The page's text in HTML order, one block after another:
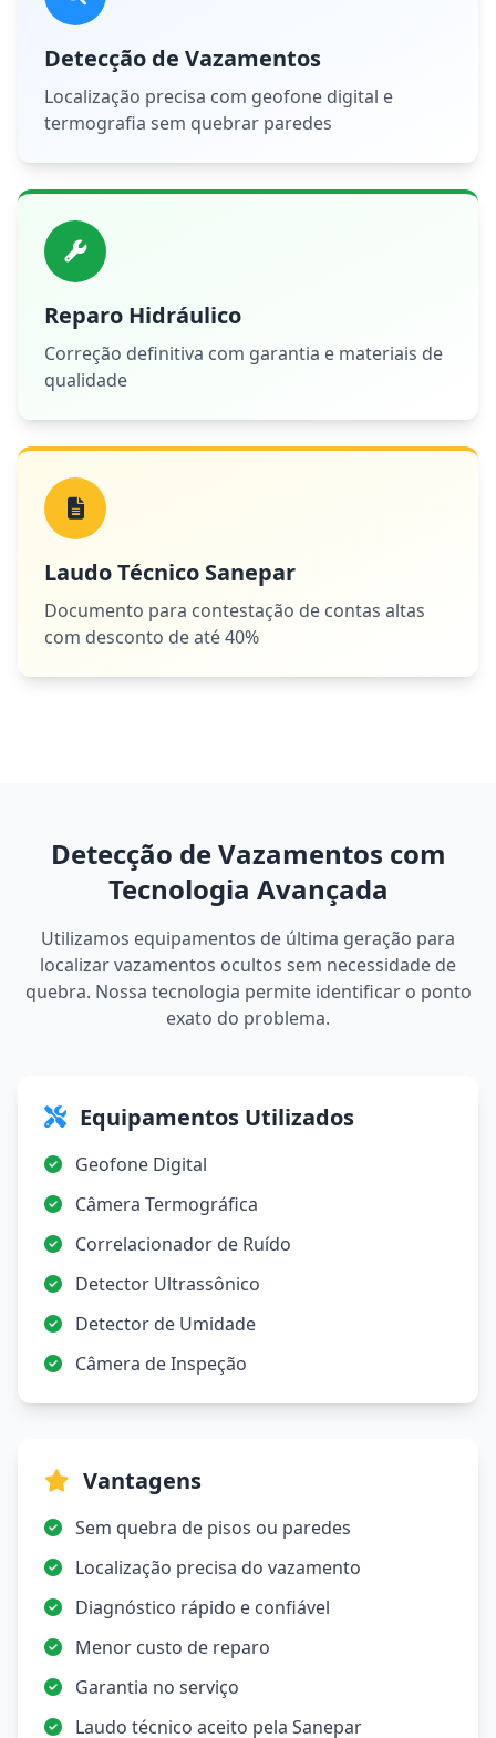
Detecção de Vazamentos
Localização precisa com geofone digital e
termografia sem quebrar paredes
Reparo Hidráulico
Correção definitiva com garantia e materiais de
qualidade
Laudo Técnico Sanepar
Documento para contestação de contas altas
com desconto de até 40%
Detecção de Vazamentos com
Tecnologia Avançada
Utilizamos equipamentos de última geração para
localizar vazamentos ocultos sem necessidade de
quebra. Nossa tecnologia permite identificar o ponto
exato do problema.
Equipamentos Utilizados
Geofone Digital
Câmera Termográfica
Correlacionador de Ruído
Detector Ultrassônico
Detector de Umidade
Câmera de Inspeção
Vantagens
Sem quebra de pisos ou paredes
Localização precisa do vazamento
Diagnóstico rápido e confiável
Menor custo de reparo
Garantia no serviço
Laudo técnico aceito pela Sanepar